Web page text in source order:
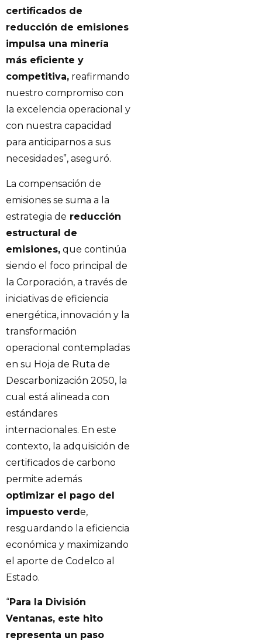
certificados de
reducción de emisiones
impulsa una minería
más eficiente y
competitiva, reafirmando
nuestro compromiso con
la excelencia operacional y
con nuestra capacidad
para anticiparnos a sus
necesidades”, aseguró.
La compensación de
emisiones se suma a la
estrategia de reducción
estructural de
emisiones, que continúa
siendo el foco principal de
la Corporación, a través de
iniciativas de eficiencia
energética, innovación y la
transformación
operacional contempladas
en su Hoja de Ruta de
Descarbonización 2050, la
cual está alineada con
estándares
internacionales. En este
contexto, la adquisición de
certificados de carbono
permite además
optimizar el pago del
impuesto verde,
resguardando la eficiencia
económica y maximizando
el aporte de Codelco al
Estado.
“Para la División
Ventanas, este hito
representa un paso